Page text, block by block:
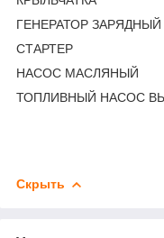
ГЕНЕРАТОР ЗАРЯДНЫЙ
СТАРТЕР
НАСОС МАСЛЯНЫЙ
ТОПЛИВНЫЙ НАСОС
Скрыть